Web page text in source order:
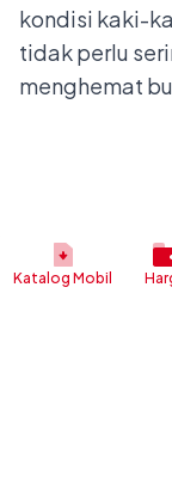
kondisi kaki-
tidak perlu
menghemat
Katalog Mobil